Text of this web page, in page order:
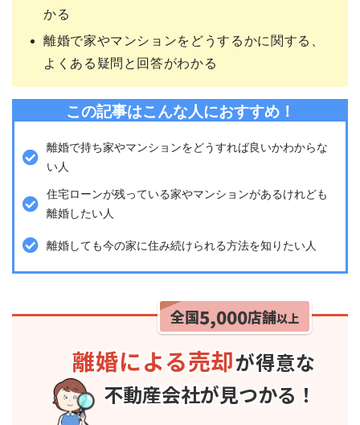
かる
離婚で家やマンションをどうするかに関する、
よくある疑問と回答がわかる
この記事はこんな人におすすめ！
離婚で持ち家やマンションをどうすれば良いかわからな
い人
住宅ローンが残っている家やマンションがあるけれども
離婚したい人
離婚しても今の家に住み続けられる方法を知りたい人